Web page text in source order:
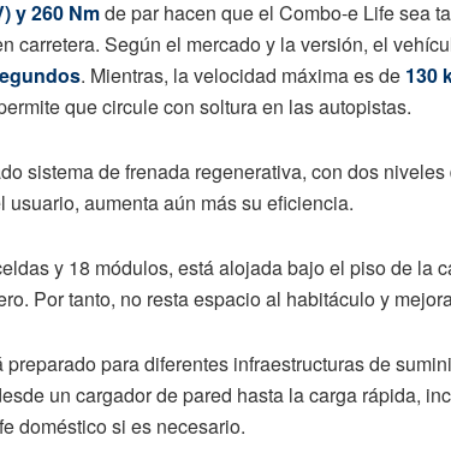
y 260 Nmde par hacen que el Combo-e Life sea
carretera. Según el mercado y la versión, el
. Mientras, la velocidad máxima es de 130
que circule con soltura en las autopistas.
sistema de frenada regenerativa, con dos
aumenta aún más su eficiencia.
y 18 módulos, está alojada bajo el piso de la
Por tanto, no resta espacio al habitáculo y
preparado para diferentes infraestructuras de
un cargador de pared hasta la carga rápida,
doméstico si es necesario.